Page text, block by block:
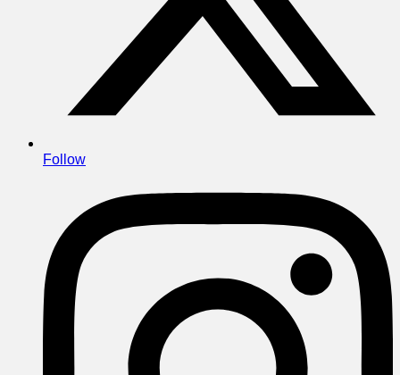
Follow